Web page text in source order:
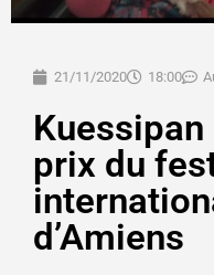
21/11/2020 18:00
prix du
d’Amiens